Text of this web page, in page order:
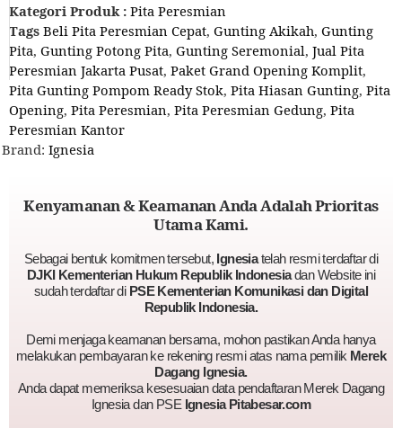
Kategori Produk : Pita Peresmian
Tags Beli Pita Peresmian Cepat, Gunting Akikah, Gunting
Pita, Gunting Potong Pita, Gunting Seremonial, Jual Pita
Peresmian Jakarta Pusat, Paket Grand Opening Komplit,
Pita Gunting Pompom Ready Stok, Pita Hiasan Gunting, Pita
Opening, Pita Peresmian, Pita Peresmian Gedung, Pita
Peresmian Kantor
Brand: Ignesia
Kenyamanan & Keamanan Anda Adalah Prioritas
Utama Kami.
Sebagai bentuk komitmen tersebut, Ignesiatelah resmi terdaftar di
DJKI Kementerian Hukum Republik Indonesiadan Website ini
sudah terdaftar di PSE Kementerian Komunikasi dan Digital
Republik Indonesia.
Demi menjaga keamanan bersama, mohon pastikan Anda hanya
melakukan pembayaran ke rekening resmi atas nama pemilik Merek
Dagang Ignesia.
Anda dapat memeriksa kesesuaian data pendaftaran Merek Dagang
Ignesia dan PSE Ignesia Pitabesar.com